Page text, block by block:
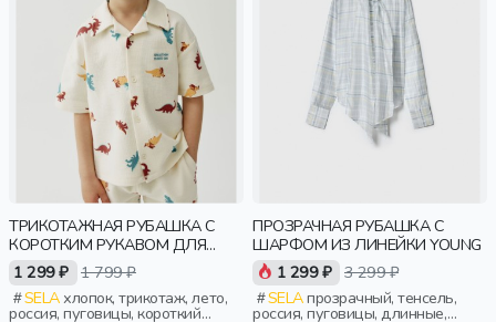
ТРИКОТАЖНАЯ РУБАШКА С
КОРОТКИМ РУКАВОМ ДЛЯ
МАЛЬЧИКОВ
1 299 ₽ 1 799 ₽
SELAхлопок, трикотаж, лето,
россия, пуговицы, короткий
ПРОЗРАЧНАЯ РУБАШКА С
ШАРФОМ ИЗ ЛИНЕЙКИ YOUNG
1 299 ₽ 3 299 ₽
SELAпрозрачный, тенсель,
россия, пуговицы, длинные,